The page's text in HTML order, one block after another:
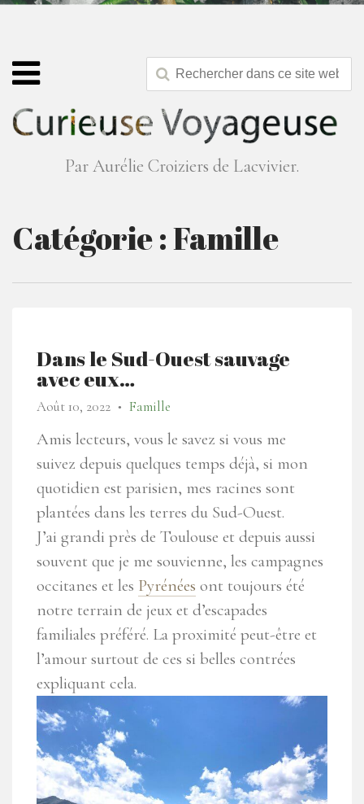
Par Aurélie Croiziers de Lacvivier.
Catégorie :Famille
Dans le Sud-Ouest sauvage
avec eux…
Août 10, 2022 ● Famille
Amis lecteurs, vous le savez si vous me
suivez depuis quelques temps déjà, si mon
quotidien est parisien, mes racines sont
plantées dans les terres du Sud-Ouest.
J’ai grandi près de Toulouse et depuis aussi
souvent que je me souvienne, les campagnes
occitanes et les Pyrénées ont toujours été
notre terrain de jeux et d’escapades
familiales préféré. La proximité peut-être et
l’amour surtout de ces si belles contrées
expliquant cela.